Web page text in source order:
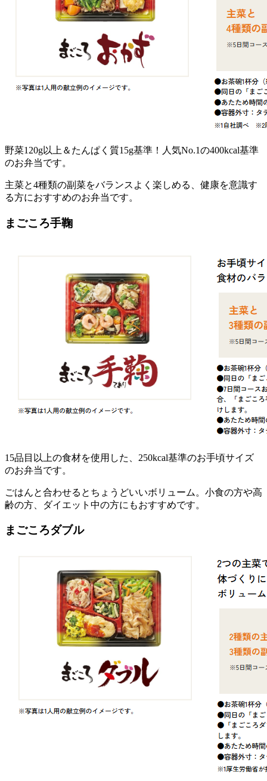
野菜120g以上＆たんぱく質15g基準！人気No.1の400kcal基準
のお弁当です。
主菜と4種類の副菜をバランスよく楽しめる、健康を意識す
る方におすすめのお弁当です。
まごころ手鞠
15品目以上の食材を使用した、250kcal基準のお手頃サイズ
のお弁当です。
ごはんと合わせるとちょうどいいボリューム。小食の方や高
齢の方、ダイエット中の方にもおすすめです。
まごころダブル